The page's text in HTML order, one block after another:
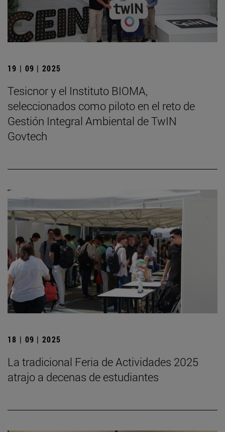
19 | 09 | 2025
Tesicnor y el Instituto BIOMA,
seleccionados como piloto en el reto de
Gestión Integral Ambiental de TwIN
Govtech
18 | 09 | 2025
La tradicional Feria de Actividades 2025
atrajo a decenas de estudiantes